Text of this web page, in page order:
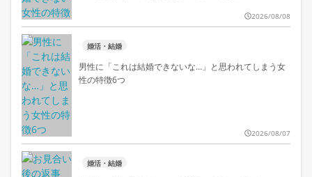
2026/08/08
婚活・結婚
男性に「これは結婚できないな…」と思われてしまう女
性の特徴6つ
2026/08/07
婚活・結婚